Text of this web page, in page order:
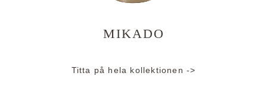
MIKADO
Titta på hela kollektionen ->